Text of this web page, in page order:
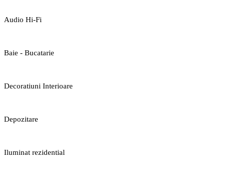
Audio Hi-Fi
Baie - Bucatarie
Decoratiuni Interioare
Depozitare
Iluminat rezidential